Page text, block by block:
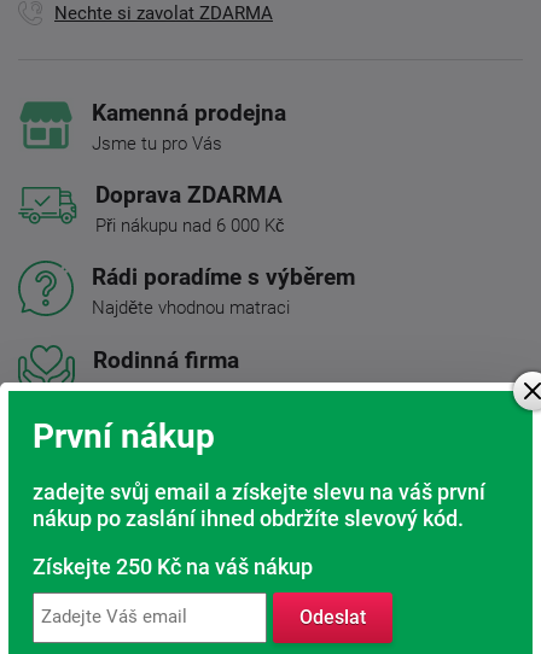
Nechte si zavolat ZDARMA
Kamenná prodejna
Jsme tu pro Vás
Doprava ZDARMA
Při nákupu nad 6 000 Kč
Rádi poradíme s výběrem
Najděte vhodnou matraci
Rodinná firma
S tradicí od roku 1991
Popis produktu
Okouzlující provedení postele Glamis je pro děti jako
stvořené. Výrazné laťkování a zakončení čel je jistě zaujme.
Glamis má tři strany kryty čely, což dětem dodává pocit
První nákup
zadejte svůj email a získejte slevu na váš první
nákup po zaslání ihned obdržíte slevový kód.
Získejte 250 Kč na váš nákup
Odeslat